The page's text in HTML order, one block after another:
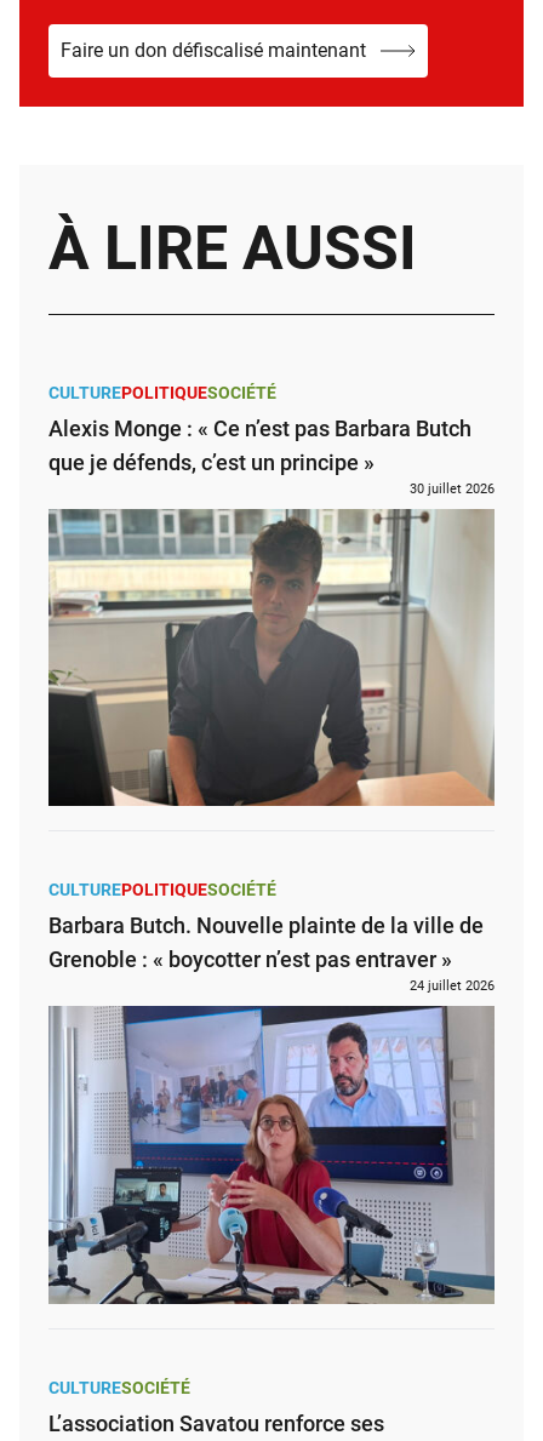
Faire un don défiscalisé maintenant
À LIRE AUSSI
CULTUREPOLITIQUESOCIÉTÉ
Alexis Monge : « Ce n’est pas Barbara Butch
que je défends, c’est un principe »
30 juillet 2026
CULTUREPOLITIQUESOCIÉTÉ
Barbara Butch. Nouvelle plainte de la ville de
Grenoble : « boycotter n’est pas entraver »
24 juillet 2026
CULTURESOCIÉTÉ
L’association Savatou renforce ses